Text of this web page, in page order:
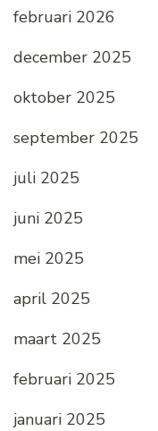
februari 2026
december 2025
oktober 2025
september 2025
juli 2025
juni 2025
mei 2025
april 2025
maart 2025
februari 2025
januari 2025